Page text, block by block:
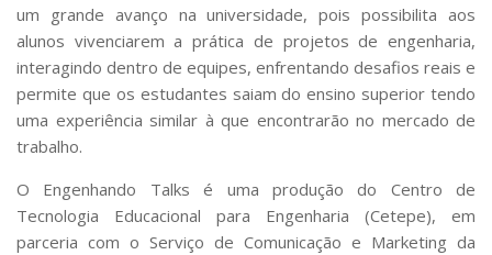
um grande avanço na universidade, pois possibilita aos
alunos vivenciarem a prática de projetos de engenharia,
interagindo dentro de equipes, enfrentando desafios reais e
permite que os estudantes saiam do ensino superior tendo
uma experiência similar à que encontrarão no mercado de
trabalho.
O Engenhando Talks é uma produção do Centro de
Tecnologia Educacional para Engenharia (Cetepe), em
parceria com o Serviço de Comunicação e Marketing da